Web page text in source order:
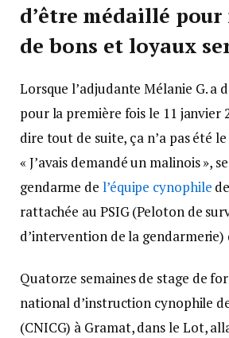
d’être médaillé
de bons et loyaux
Lorsque l’adjudante Mélanie G. a
pour la première fois le 11 janvier
dire tout de suite, ça n’a pas été
« J’avais demandé un malinois »,
gendarme de l’équipe cynophile
rattachée au PSIG (Peloton de
d’intervention de la gendarmerie)
Quatorze semaines de stage de
national d’instruction cynophile
(CNICG) à Gramat, dans le Lot,